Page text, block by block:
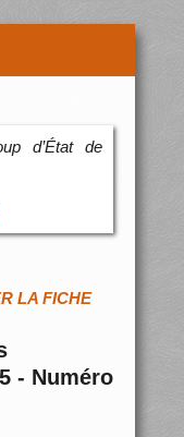
d’État de
LA FICHE
- Numéro